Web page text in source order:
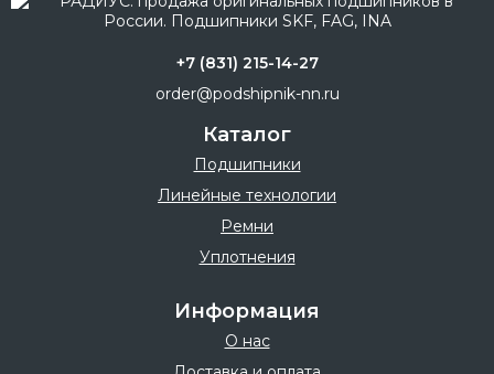
+7 (831) 215-14-27
order@podshipnik-nn.ru
Каталог
Подшипники
Линейные технологии
Ремни
Уплотнения
Информация
О нас